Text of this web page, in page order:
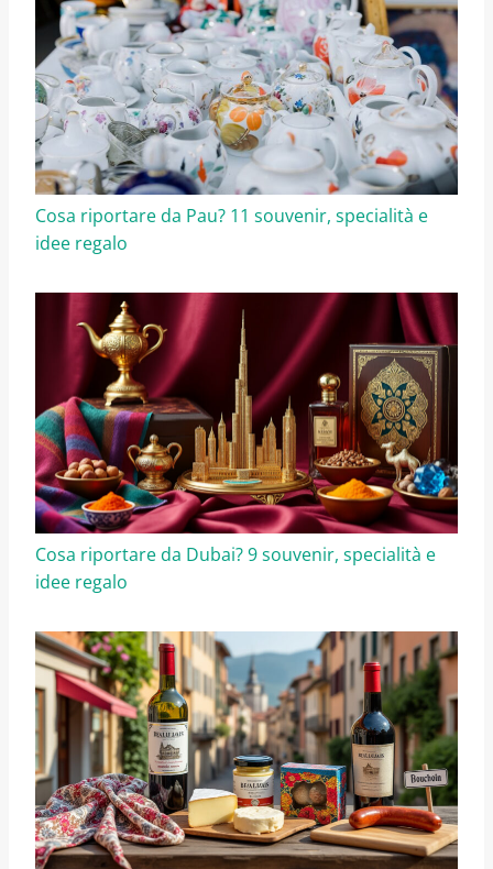
Cosa riportare da Pau? 11 souvenir, specialità e
idee regalo
Cosa riportare da Dubai? 9 souvenir, specialità e
idee regalo